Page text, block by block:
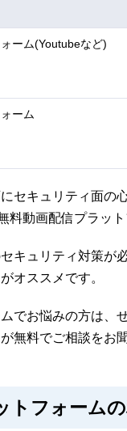
ーム(Youtubeなど)
ーム
セキュリティ面の
料動画配信プラッ
キュリティ対策が
オススメです。
でお悩みの方は、
無料でご相談をお
トフォーム